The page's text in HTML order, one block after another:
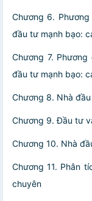
Chương 6.
đầu tư mạnh bạo:
Chương 7.
đầu tư mạnh bạo:
Chương 8. Nhà
Chương 9. Đầu tư
Chương 10. Nhà
Chương 11. Phân
chuyên